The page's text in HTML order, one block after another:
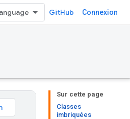
GitHub Connexion
Sur cette page
Classes
imbriquées